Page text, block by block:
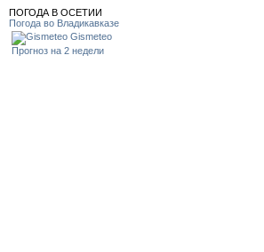
ПОГОДА В ОСЕТИИ
Погода во Владикавказе
Gismeteo
Прогноз на 2 недели